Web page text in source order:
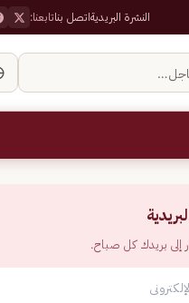
النشرة البريديةاتصل بناتابعنا:
إلى بريدك كل صباح.